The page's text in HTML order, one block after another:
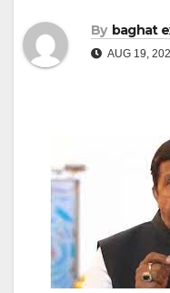
By baghat
AUG 19,